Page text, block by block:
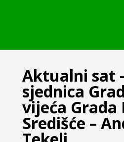
Aktualni sat
sjednica
vijeća Grada
Središće –